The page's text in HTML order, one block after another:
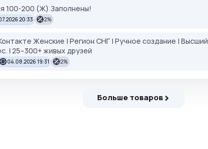
100-200 (Ж) Заполнены!
20:33 2%
Женские | Регион СНГ | Ручное создание | Высший
| 25–300+ живых друзей
04.08.2026 19:31 2%
Больше товаров